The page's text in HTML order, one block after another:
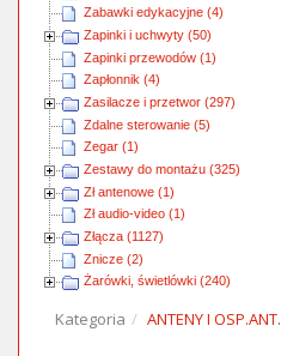
Zabawki edykacyjne (4)
Zapinki i uchwyty (50)
Zapinki przewodów (1)
Zapłonnik (4)
Zasilacze i przetwor (297)
Zdalne sterowanie (5)
Zegar (1)
Zestawy do montażu (325)
Zł antenowe (1)
Zł audio-video (1)
Złącza (1127)
Znicze (2)
Żarówki, świetlówki (240)
Kategoria ANTENY I OSP.ANT.